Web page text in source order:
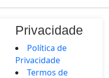
Privacidade
Política de
Privacidade
Termos de